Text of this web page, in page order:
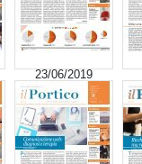
23/06/2019